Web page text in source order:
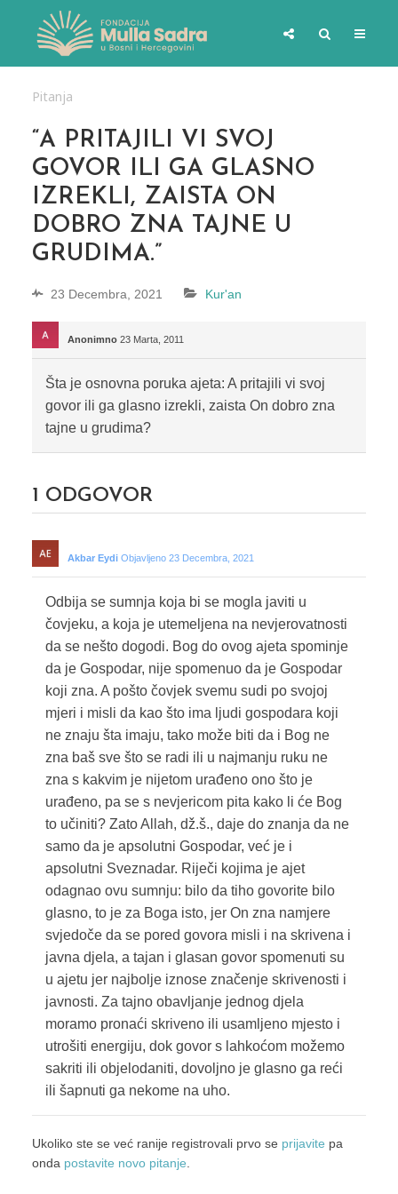
Pitanja
“A PRITAJILI VI SVOJ
GOVOR ILI GA GLASNO
IZREKLI, ZAISTA ON
DOBRO ZNA TAJNE U
GRUDIMA.”
23 Decembra, 2021 Kur'an
Anonimno 23 Marta, 2011
Šta je osnovna poruka ajeta: A pritajili vi svoj
govor ili ga glasno izrekli, zaista On dobro zna
tajne u grudima?
1 ODGOVOR
Akbar Eydi Objavljeno 23 Decembra, 2021
Odbija se sumnja koja bi se mogla javiti u
čovjeku, a koja je utemeljena na nevjerovatnosti
da se nešto dogodi. Bog do ovog ajeta spominje
da je Gospodar, nije spomenuo da je Gospodar
koji zna. A pošto čovjek svemu sudi po svojoj
mjeri i misli da kao što ima ljudi gospodara koji
ne znaju šta imaju, tako može biti da i Bog ne
zna baš sve što se radi ili u najmanju ruku ne
zna s kakvim je nijetom urađeno ono što je
urađeno, pa se s nevjericom pita kako li će Bog
to učiniti? Zato Allah, dž.š., daje do znanja da ne
samo da je apsolutni Gospodar, već je i
apsolutni Sveznadar. Riječi kojima je ajet
odagnao ovu sumnju: bilo da tiho govorite bilo
glasno, to je za Boga isto, jer On zna namjere
svjedoče da se pored govora misli i na skrivena i
javna djela, a tajan i glasan govor spomenuti su
u ajetu jer najbolje iznose značenje skrivenosti i
javnosti. Za tajno obavljanje jednog djela
moramo pronaći skriveno ili usamljeno mjesto i
utrošiti energiju, dok govor s lahkoćom možemo
sakriti ili objelodaniti, dovoljno je glasno ga reći
ili šapnuti ga nekome na uho.
Ukoliko ste se već ranije registrovali prvo se prijavite pa
onda postavite novo pitanje.